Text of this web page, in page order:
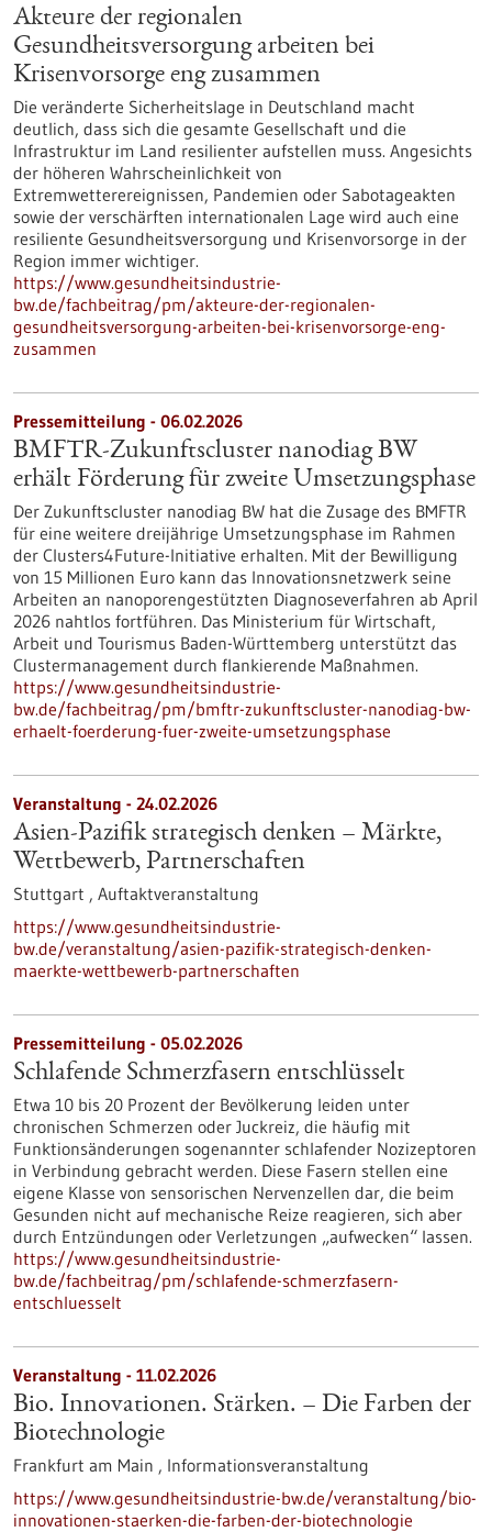
Akteure der regionalen
Gesundheitsversorgung arbeiten bei
Krisenvorsorge eng zusammen
Die veränderte Sicherheitslage in Deutschland macht
deutlich, dass sich die gesamte Gesellschaft und die
Infrastruktur im Land resilienter aufstellen muss. Angesichts
der höheren Wahrscheinlichkeit von
Extremwetterereignissen, Pandemien oder Sabotageakten
sowie der verschärften internationalen Lage wird auch eine
resiliente Gesundheitsversorgung und Krisenvorsorge in der
Region immer wichtiger.
https://www.gesundheitsindustrie-
bw.de/fachbeitrag/pm/akteure-der-regionalen-
gesundheitsversorgung-arbeiten-bei-krisenvorsorge-eng-
zusammen
Pressemitteilung - 06.02.2026
BMFTR-Zukunftscluster nanodiag BW
erhält Förderung für zweite Umsetzungsphase
Der Zukunftscluster nanodiag BW hat die Zusage des BMFTR
für eine weitere dreijährige Umsetzungsphase im Rahmen
der Clusters4Future-Initiative erhalten. Mit der Bewilligung
von 15 Millionen Euro kann das Innovationsnetzwerk seine
Arbeiten an nanoporengestützten Diagnoseverfahren ab April
2026 nahtlos fortführen. Das Ministerium für Wirtschaft,
Arbeit und Tourismus Baden-Württemberg unterstützt das
Clustermanagement durch flankierende Maßnahmen.
https://www.gesundheitsindustrie-
bw.de/fachbeitrag/pm/bmftr-zukunftscluster-nanodiag-bw-
erhaelt-foerderung-fuer-zweite-umsetzungsphase
Veranstaltung - 24.02.2026
Asien-Pazifik strategisch denken – Märkte,
Wettbewerb, Partnerschaften
Stuttgart , Auftaktveranstaltung
https://www.gesundheitsindustrie-
bw.de/veranstaltung/asien-pazifik-strategisch-denken-
maerkte-wettbewerb-partnerschaften
Pressemitteilung - 05.02.2026
Schlafende Schmerzfasern entschlüsselt
Etwa 10 bis 20 Prozent der Bevölkerung leiden unter
chronischen Schmerzen oder Juckreiz, die häufig mit
Funktionsänderungen sogenannter schlafender Nozizeptoren
in Verbindung gebracht werden. Diese Fasern stellen eine
eigene Klasse von sensorischen Nervenzellen dar, die beim
Gesunden nicht auf mechanische Reize reagieren, sich aber
durch Entzündungen oder Verletzungen „aufwecken“ lassen.
https://www.gesundheitsindustrie-
bw.de/fachbeitrag/pm/schlafende-schmerzfasern-
entschluesselt
Veranstaltung - 11.02.2026
Bio. Innovationen. Stärken. – Die Farben der
Biotechnologie
Frankfurt am Main , Informationsveranstaltung
https://www.gesundheitsindustrie-bw.de/veranstaltung/bio-
innovationen-staerken-die-farben-der-biotechnologie